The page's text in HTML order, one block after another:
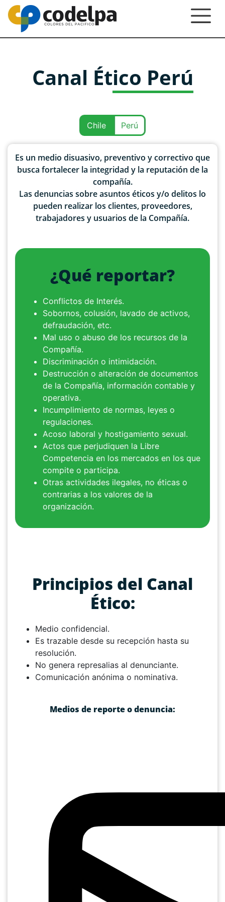
Canal Ético Perú
Chile Perú
Es un medio disuasivo, preventivo y correctivo que
busca fortalecer la integridad y la reputación de la
compañía.
Las denuncias sobre asuntos éticos y/o delitos lo
pueden realizar los clientes, proveedores,
trabajadores y usuarios de la Compañía.
¿Qué reportar?
Conflictos de Interés.
Sobornos, colusión, lavado de activos,
defraudación, etc.
Mal uso o abuso de los recursos de la
Compañía.
Discriminación o intimidación.
Destrucción o alteración de documentos
de la Compañía, información contable y
operativa.
Incumplimiento de normas, leyes o
regulaciones.
Acoso laboral y hostigamiento sexual.
Actos que perjudiquen la Libre
Competencia en los mercados en los que
compite o participa.
Otras actividades ilegales, no éticas o
contrarias a los valores de la
organización.
Principios del Canal
Ético:
Medio confidencial.
Es trazable desde su recepción hasta su
resolución.
No genera represalias al denunciante.
Comunicación anónima o nominativa.
Medios de reporte o denuncia: